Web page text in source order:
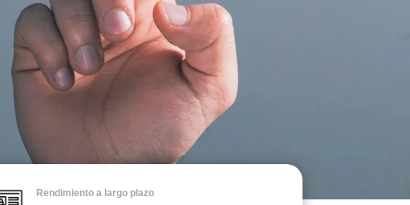
Rendimiento a largo plazo